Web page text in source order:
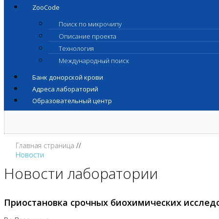
ZooCode
Поиск по микрочипу
Описание проекта
Технология
Международный поиск
Банк донорской крови
Адреса лабораторий
Образовательный центр
Главная страница
Новости
Новости лаборатории
Приостановка срочных биохимических